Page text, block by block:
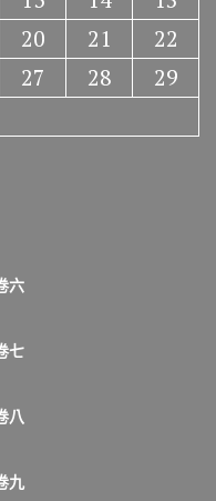
20 21
22
27 28
29
六
七
八
九